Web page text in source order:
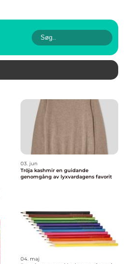
03. jun
Tröja kashmir en guidande
genomgång av lyxvardagens favorit
04. maj